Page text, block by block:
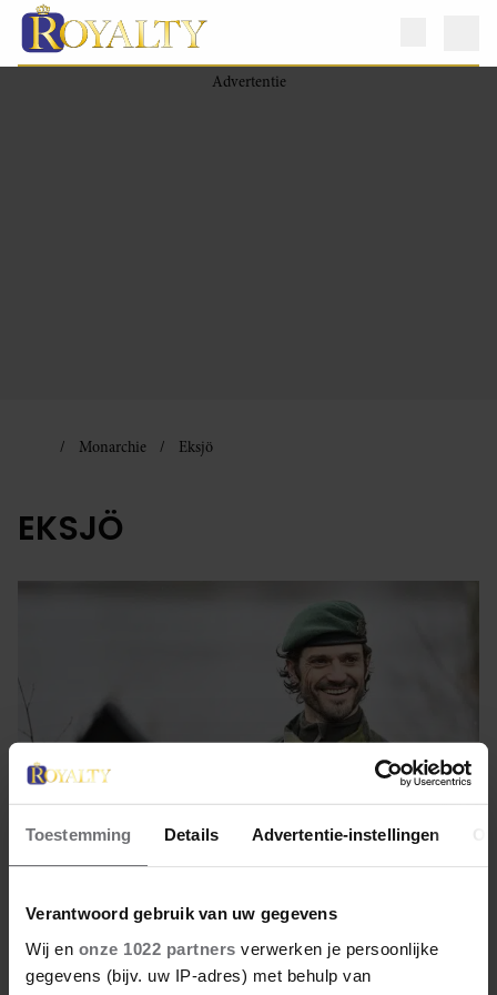
Toestemming Details Advertentie-instellingen
Verantwoord gebruik van uw gegevens
Wij en onze 1022 partners verwerken je persoonlijke
gegevens (bijv. uw IP-adres) met behulp van
Monarchie Eksjö
EKSJÖ
6 april 2022
OOK PRINS CARL PHILIP IS